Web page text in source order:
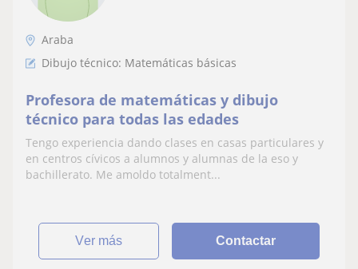
Araba
Dibujo técnico: Matemáticas básicas
Profesora de matemáticas y dibujo
técnico para todas las edades
Tengo experiencia dando clases en casas particulares y
en centros cívicos a alumnos y alumnas de la eso y
bachillerato. Me amoldo totalment...
ver más Contactar